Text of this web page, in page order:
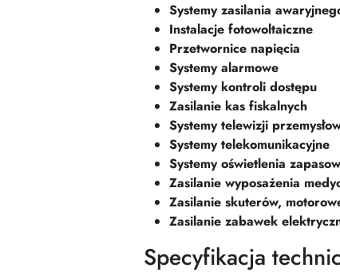
Systemy zasilania
Instalacje fotowoltaiczne
Przetwornice napięcia
Systemy alarmowe
Systemy kontroli dostępu
Zasilanie kas fiskalnych
Systemy telewizji
Systemy telekomunikacyjne
Systemy oświetlenia
Zasilanie wyposażenia
Zasilanie skuterów,
Zasilanie zabawek
Specyfikacja